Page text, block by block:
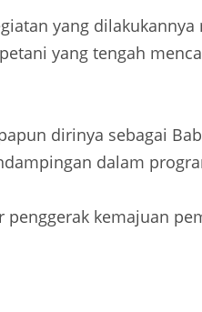
yang
yang tengah
dirinya sebagai
dalam
kemajuan